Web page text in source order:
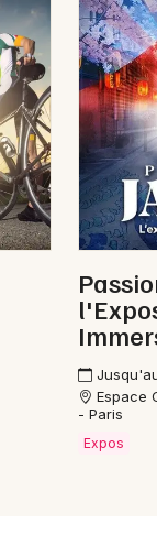
en Seine-et-
en Seine-
77 - Seine-et-Marne
Espace
- Paris
Expos